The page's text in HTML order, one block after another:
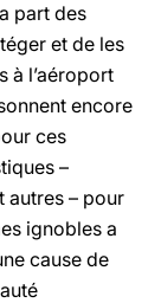
part des
et de les
à l’aéroport
encore
ces
–
autres – pour
ignobles a
cause de